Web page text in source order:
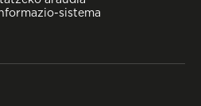
sistema